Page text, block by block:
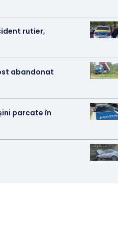
rutier,
abandonat
parcate în